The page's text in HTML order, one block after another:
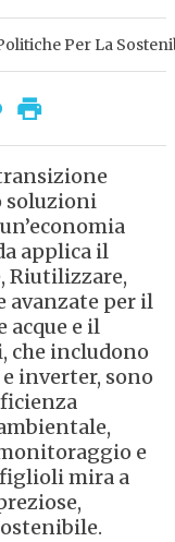
Per La
soluzioni
applica il
Riutilizzare,
avanzate per il
e il
che includono
inverter, sono
e
mira a